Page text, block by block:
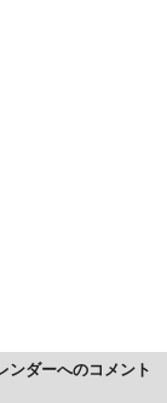
ンダーへのコメント